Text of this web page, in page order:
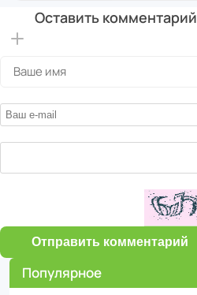
Оставить комментарий
Отправить комментарий
Популярное